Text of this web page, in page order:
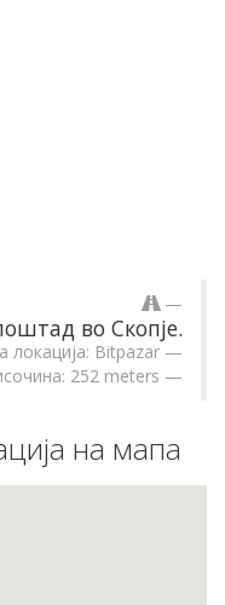
во Скопје.
локација: Bitpazar
252 meters
на мапа